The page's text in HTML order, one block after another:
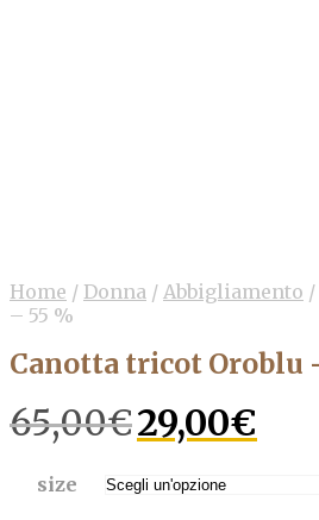
Home / Donna / Abbigliamento /
– 55 %
Canotta tricot Oroblu
65,00€ Il
prezzo
era:
29,00€
size